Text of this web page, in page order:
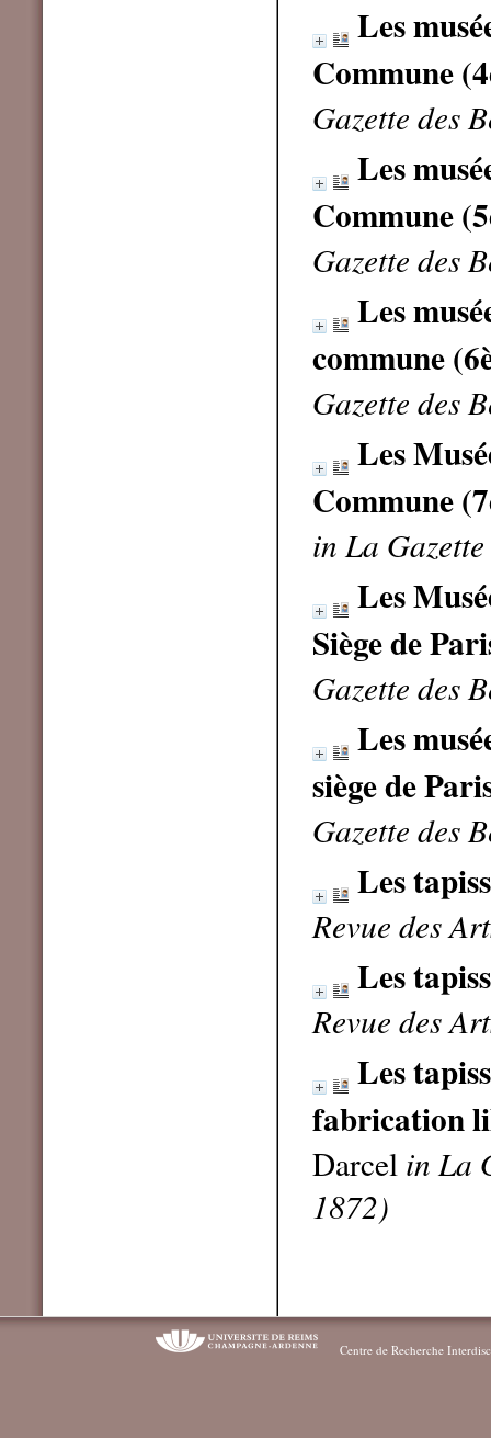
Les
Commune
Gazette des
Les
Commune
Gazette des
Les
commune
Gazette des
Les
Commune
in La
Les
Siège de
Gazette des
Les
siège de
Gazette des
Les
Revue des
Les
Revue des
Les
fabrication
Darcel in La
1872)
Centre de Recherche